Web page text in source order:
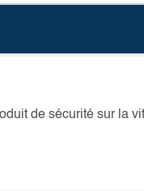
de sécurité sur la